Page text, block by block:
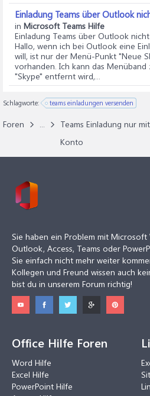
Einladung Teams über Outlook
in Microsoft Teams Hilfe
Einladung Teams über Outlook
Hallo, wenn ich bei Outlook eine
will, ist nur der Menü-Punkt "Neue
vorhanden. Ich kann das Menüband
"Skype" entfernt wird,...
Schlagworte: teams einladungen versenden
Foren ...
Teams Einladung nur
Konto
Sie haben ein Problem mit Microsoft
Outlook, Access, Teams oder
Sie einfach nicht mehr weiter
Kollegen und Freund wissen auch
bist du in unserem Forum richtig!
Office Hilfe Foren
Word Hilfe
Excel Hilfe
PowerPoint Hilfe